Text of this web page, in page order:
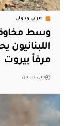
عربي ودولي
وسط مخاوف
اللبنانيون
مرفأ بيروت
قبل سنتين